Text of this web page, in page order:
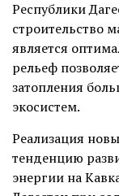
Республики
строительство
является
рельеф
затопления
экосистем.
Реализация
тенденцию
энергии на